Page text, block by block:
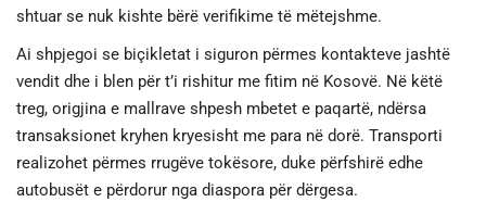
shtuar se nuk kishte bërë verifikime të mëtejshme.
Ai shpjegoi se biçikletat i siguron përmes kontakteve jashtë
vendit dhe i blen për t’i rishitur me fitim në Kosovë. Në këtë
treg, origjina e mallrave shpesh mbetet e paqartë, ndërsa
transaksionet kryhen kryesisht me para në dorë. Transporti
realizohet përmes rrugëve tokësore, duke përfshirë edhe
autobusët e përdorur nga diaspora për dërgesa.